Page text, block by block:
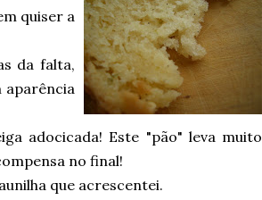
quiser a
da falta,
aparência
adocicada! Este "pão" leva muito
no final!
que acrescentei.